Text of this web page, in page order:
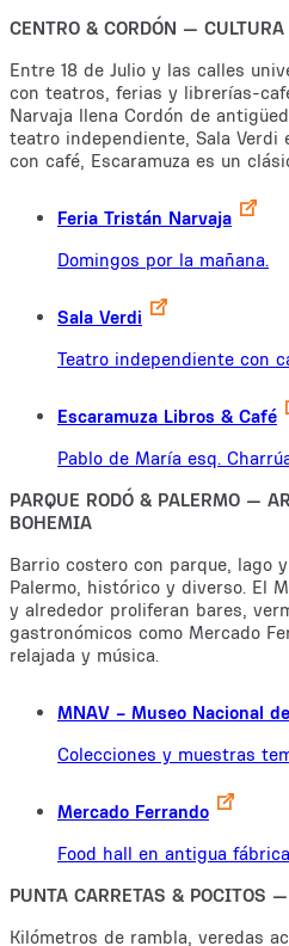
CENTRO & CORDÓN —
Entre 18 de Julio y las calles
con teatros, ferias y librerías-
Narvaja llena Cordón de
teatro independiente, Sala Verdi
con café, Escaramuza es un
Feria Tristán Narvaja
Domingos por la mañana.
Sala Verdi
Teatro independiente con
Escaramuza Libros & Café
Pablo de María esq.
PARQUE RODÓ & PALERMO —
BOHEMIA
Barrio costero con parque, lago
Palermo, histórico y diverso. El
y alrededor proliferan bares,
gastronómicos como Mercado
relajada y música.
MNAV – Museo Nacional
Colecciones y muestras
Mercado Ferrando
Food hall en antigua
PUNTA CARRETAS & POCITOS
Kilómetros de rambla, veredas